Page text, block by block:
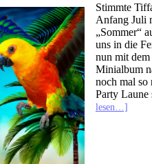
Stimmte
Anfang Juli
„Sommer“
uns in die
nun mit
Minialbum
noch mal so
Party Laune
lesen…]